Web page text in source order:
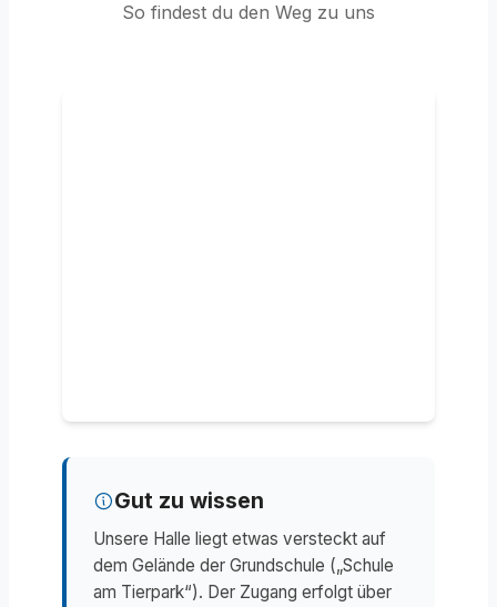
So findest du den Weg zu uns
Gut zu wissen
Unsere Halle liegt etwas versteckt auf
dem Gelände der Grundschule („Schule
am Tierpark“). Der Zugang erfolgt über